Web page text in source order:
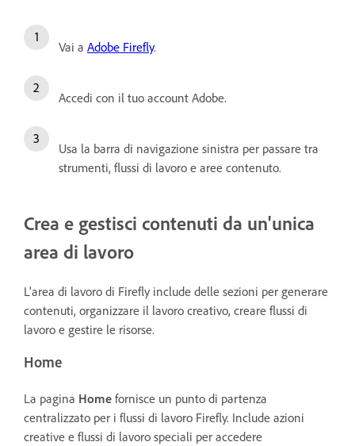
Vai a Adobe Firefly.
Accedi con il tuo account Adobe.
Usa la barra di navigazione sinistra per passare tra
strumenti, flussi di lavoro e aree contenuto.
Crea e gestisci contenuti da un'unica
area di lavoro
L'area di lavoro di Firefly include delle sezioni per generare
contenuti, organizzare il lavoro creativo, creare flussi di
lavoro e gestire le risorse.
Home
La pagina Home fornisce un punto di partenza
centralizzato per i flussi di lavoro Firefly. Include azioni
creative e flussi di lavoro speciali per accedere